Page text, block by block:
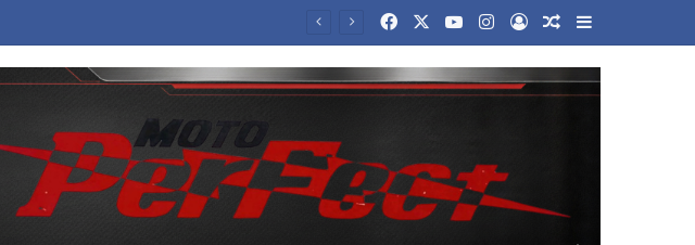
FacebookYouTubeInstagram
Log InRandom Article
Sidebar